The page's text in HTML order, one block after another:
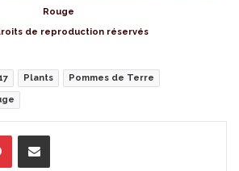
Rouge
de reproduction réservés
Plants Pommes de Terre